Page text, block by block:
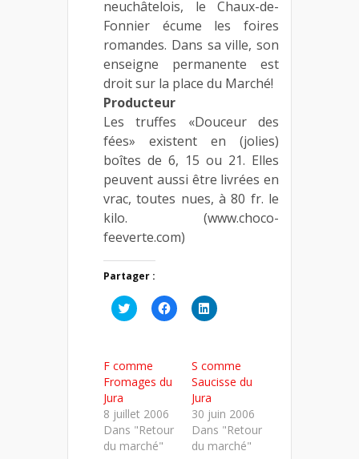
neuchâtelois, le Chaux-de-
Fonnier écume les foires
romandes. Dans sa ville, son
enseigne permanente est
droit sur la place du Marché!
Producteur
Les truffes «Douceur des
fées» existent en (jolies)
boîtes de 6, 15 ou 21. Elles
peuvent aussi être livrées en
vrac, toutes nues, à 80 fr. le
kilo. (www.choco-
feeverte.com)
Partager :
Cliquez
pour
une
nouvelle
fenêtre)
Cliquez
pour
nouvelle
fenêtre)
Cliquez
pour
une
nouvelle
fenêtre)
F comme
Fromages du
Jura
8 juillet 2006
Dans "Retour
du marché"
S comme
Saucisse du
Jura
30 juin 2006
Dans "Retour
du marché"